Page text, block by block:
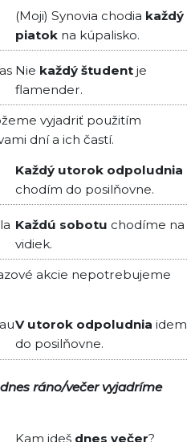
(Moji) Synovia chodia každý
piatok na kúpalisko.
Nie každý študent je
flamender.
vyjadriť použitím
dní a ich častí.
Každý utorok odpoludnia
chodím do posilňovne.
Každú sobotu chodíme na
vidiek.
akcie nepotrebujeme
V utorok odpoludnia idem
do posilňovne.
dnes ráno/večervyjadríme
Kam ideš dnes večer?